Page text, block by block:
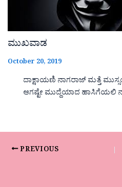
ಮುಖವಾಡ
October 20, 2019
ದಾಕ್ಷಾಯಣಿ ನಾಗರಾಜ್ ಮತ್ತೆ
ಆಗಷ್ಟೇ ಮುದ್ದೆಯಾದ ಹಾಸಿಗೆಯಲಿ
PREVIOUS